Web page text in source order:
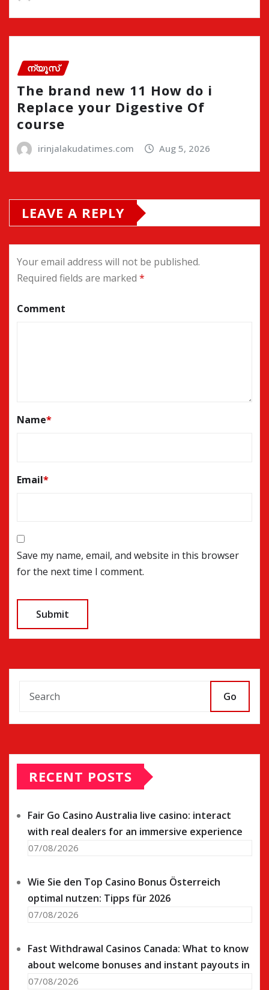
ന്യൂസ്
The brand new 11 How do i
Replace your Digestive Of
course
irinjalakudatimes.com Aug 5, 2026
LEAVE A REPLY
Your email address will not be published.
Required fields are marked *
Comment
Name*
Email*
Save my name, email, and website in this browser
for the next time I comment.
Go
RECENT POSTS
Fair Go Casino Australia live casino: interact
with real dealers for an immersive experience
07/08/2026
Wie Sie den Top Casino Bonus Österreich
optimal nutzen: Tipps für 2026
07/08/2026
Fast Withdrawal Casinos Canada: What to know
about welcome bonuses and instant payouts in
07/08/2026